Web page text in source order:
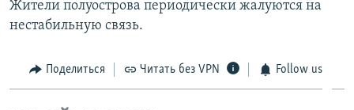
Жители полуострова периодически жалуются на
нестабильную связь.
Поделиться Читать без VPN Follow us